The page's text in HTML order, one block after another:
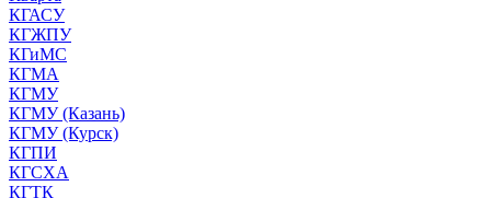
КГАСУ
КГЖПУ
КГиМС
КГМА
КГМУ
КГМУ (Казань)
КГМУ (Курск)
КГПИ
КГСХА
КГТК